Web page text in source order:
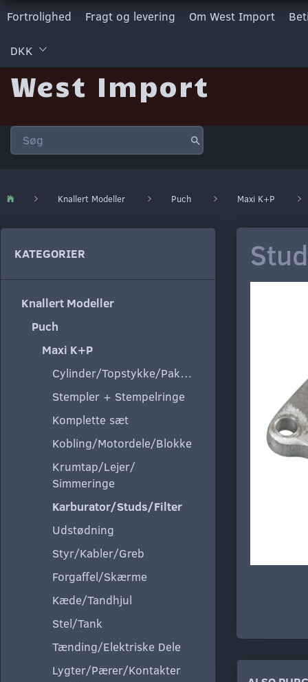
Fortrolighed Fragt og levering Om West Import
DKK
West Import
Knallert Modeller Puch Maxi K+P
KATEGORIER
Knallert Modeller
Puch
Maxi K+P
Cylinder/Topstykke/Pakning
Stempler + Stempelringe
Komplette sæt
Kobling/Motordele/Blokke
Krumtap/Lejer/
Simmeringe
Karburator/Studs/Filter
Udstødning
Styr/Kabler/Greb
Forgaffel/Skærme
Kæde/Tandhjul
Stel/Tank
Tænding/Elektriske Dele
Lygter/Pærer/Kontakter